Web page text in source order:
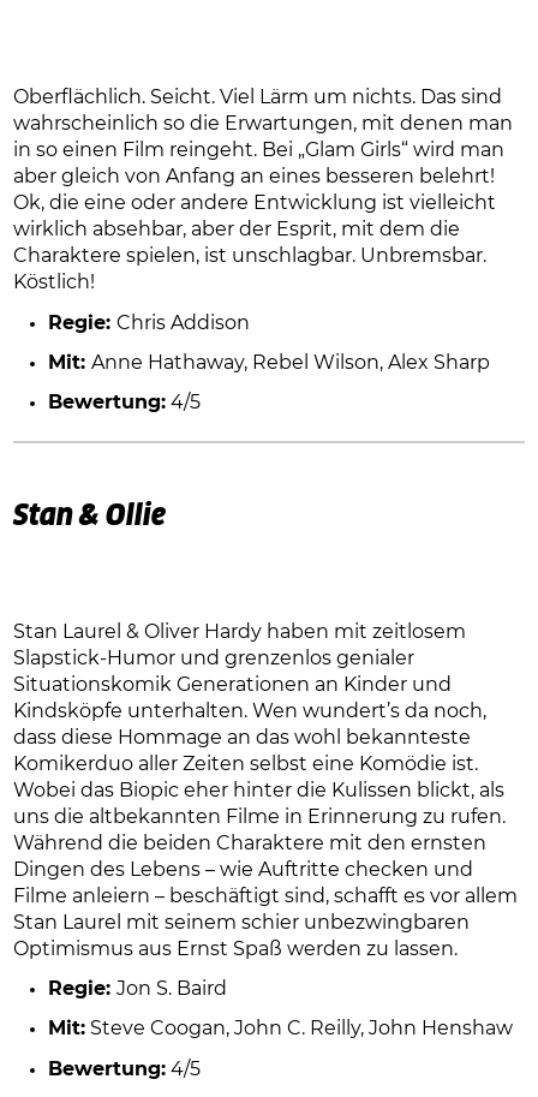
Oberflächlich. Seicht. Viel Lärm um nichts. Das sind
wahrscheinlich so die Erwartungen, mit denen man
in so einen Film reingeht. Bei „Glam Girls“ wird man
aber gleich von Anfang an eines besseren belehrt!
Ok, die eine oder andere Entwicklung ist vielleicht
wirklich absehbar, aber der Esprit, mit dem die
Charaktere spielen, ist unschlagbar. Unbremsbar.
Köstlich!
Regie: Chris Addison
Mit: Anne Hathaway, Rebel Wilson, Alex Sharp
Bewertung:4/5
Stan & Ollie
Stan Laurel & Oliver Hardy haben mit zeitlosem
Slapstick-Humor und grenzenlos genialer
Situationskomik Generationen an Kinder und
Kindsköpfe unterhalten. Wen wundert’s da noch,
dass diese Hommage an das wohl bekannteste
Komikerduo aller Zeiten selbst eine Komödie ist.
Wobei das Biopic eher hinter die Kulissen blickt, als
uns die altbekannten Filme in Erinnerung zu rufen.
Während die beiden Charaktere mit den ernsten
Dingen des Lebens – wie Auftritte checken und
Filme anleiern – beschäftigt sind, schafft es vor allem
Stan Laurel mit seinem schier unbezwingbaren
Optimismus aus Ernst Spaß werden zu lassen.
Regie: Jon S. Baird
Mit:Steve Coogan, John C. Reilly, John Henshaw
Bewertung:4/5